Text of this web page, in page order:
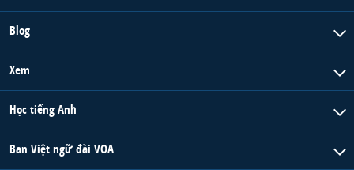
Blog
Xem
Học tiếng Anh
Ban Việt ngữ đài VOA